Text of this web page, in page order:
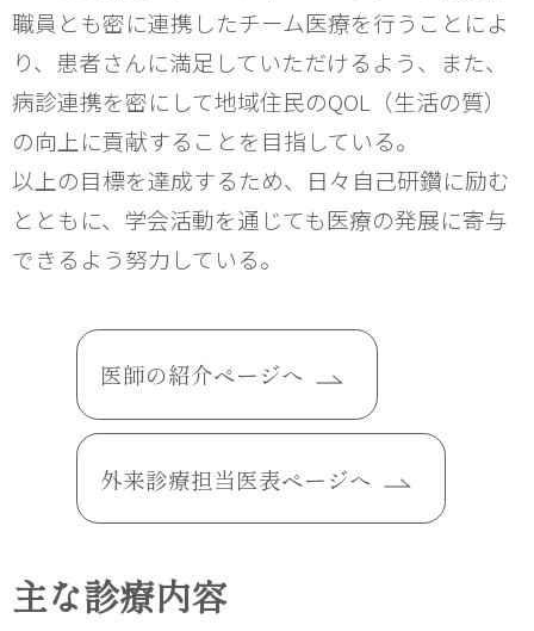
職員とも密に連携したチーム医療を行うことによ
り、患者さんに満足していただけるよう、また、
病診連携を密にして地域住民のQOL（生活の質）
の向上に貢献することを目指している。
以上の目標を達成するため、日々自己研鑽に励む
とともに、学会活動を通じても医療の発展に寄与
できるよう努力している。
医師の紹介ページへ
外来診療担当医表ページへ
主な診療内容